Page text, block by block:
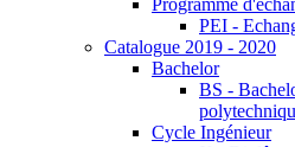
Programme
PEI -
Catalogue 2019 - 2020
Bachelor
BS -
Cycle Ingénieur